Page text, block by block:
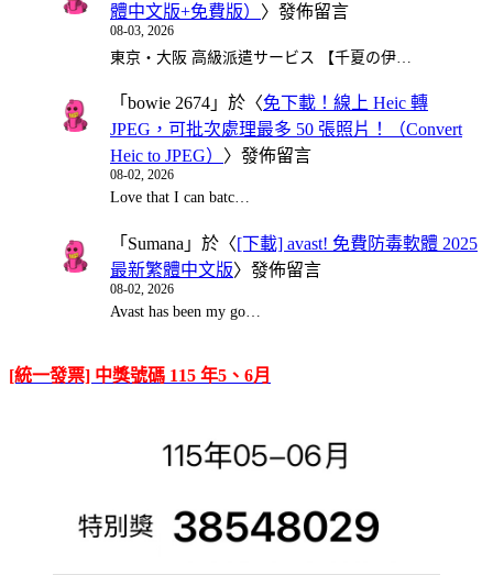
體中文版+免費版） 〉發佈留言
08-03, 2026
東京・大阪 高級派遣サービス 【千夏の伊…
「 bowie 2674 」於〈免下載！線上 Heic 轉
JPEG，可批次處理最多 50 張照片！（Convert
Heic to JPEG） 〉發佈留言
08-02, 2026
Love that I can batc…
「 Sumana 」於〈[下載] avast! 免費防毒軟體 2025
最新繁體中文版〉發佈留言
08-02, 2026
Avast has been my go…
[統一發票] 中獎號碼 115 年5、6月